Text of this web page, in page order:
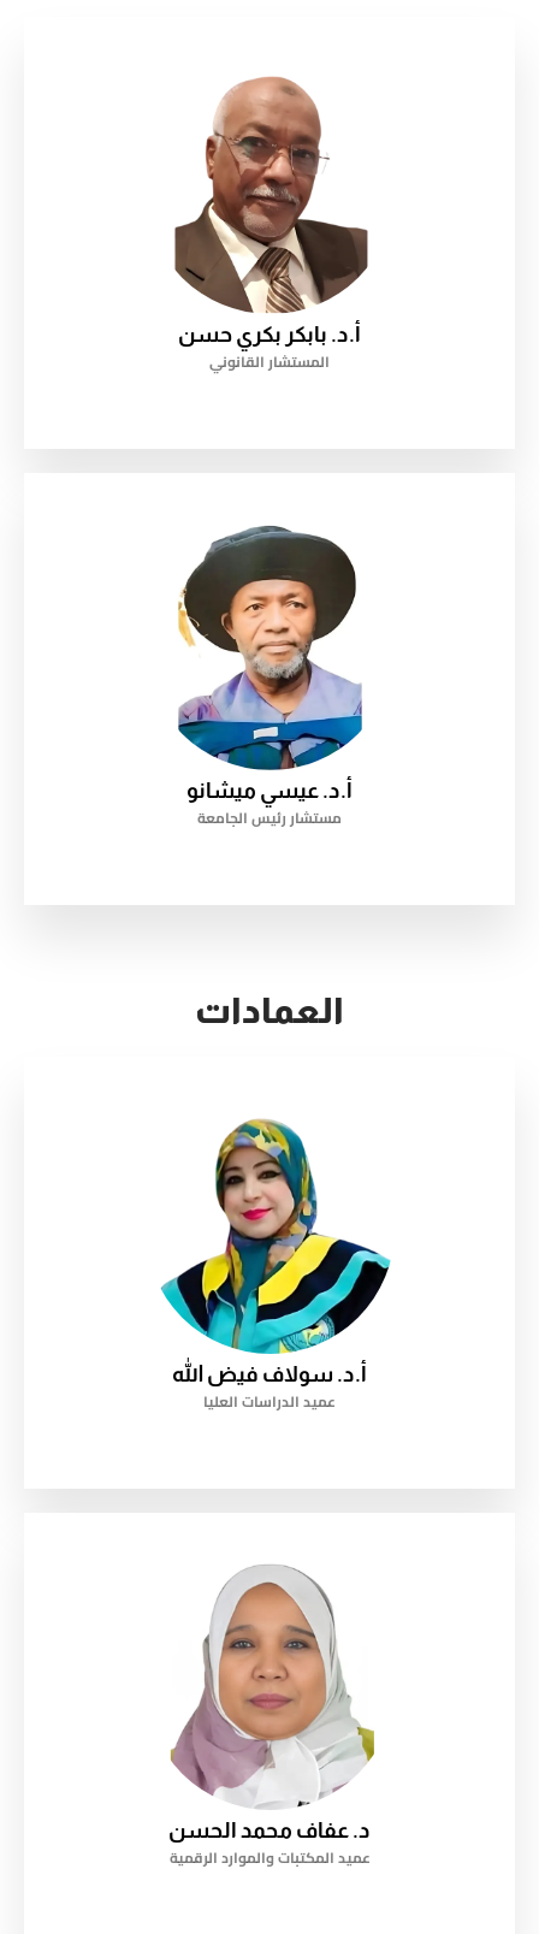
أ.د. بابكر بكري حسن
المستشار القانوني
أ.د. عيسي ميشانو
مستشار رئيس الجامعة
العمادات
أ.د. سولاف فيض الله
عميد الدراسات العليا
د. عفاف محمد الحسن
عميد المكتبات والموارد الرقمية